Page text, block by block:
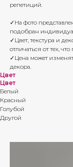
репетиций.
✓На фото
подобран
✓Цвет, текстура и
отличаться от тех,
✓Цена может
декора.
Цвет
Цвет
Белый
Красный
Голубой
Другой